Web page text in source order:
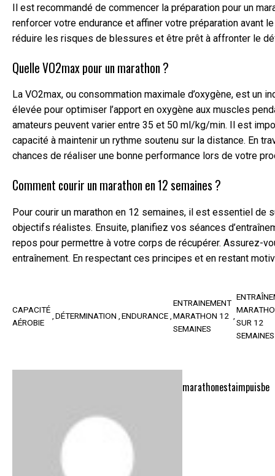
Il est recommandé de commencer la préparation pour un
renforcer votre endurance et affiner votre préparation avant
réduire les risques de blessures et être prêt à affronter le
Quelle VO2max pour un marathon ?
La VO2max, ou consommation maximale d’oxygène, est un
élevée pour optimiser l’apport en oxygène aux muscles
amateurs peuvent varier entre 35 et 50 ml/kg/min. Il est
capacité à maintenir un rythme soutenu sur la distance. En
chances de réaliser une bonne performance lors de votre
Comment courir un marathon en 12 semaines ?
Pour courir un marathon en 12 semaines, il est essentiel
objectifs réalistes. Ensuite, planifiez vos séances
repos pour permettre à votre corps de récupérer. Assurez-
entraînement. En respectant ces principes et en restant
CAPACITÉ
AÉROBIE
DÉTERMINATION ENDURANCE
ENTRAINEMENT
MARATHON 12
SEMAINES
SUR 12
SEMAINES
marathonestaimpuisbe